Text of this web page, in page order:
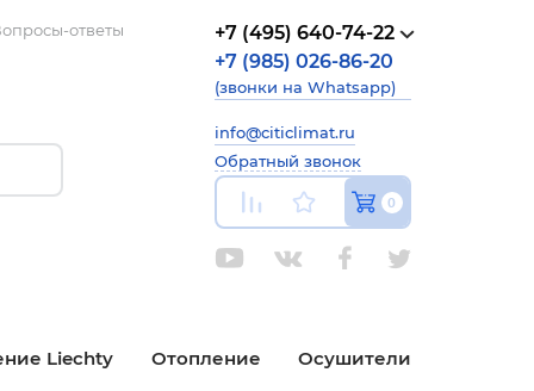
ответы
+7 (495) 640-74-22
+7 (985) 026-86-20
(звонки на Whatsapp)
info@citiclimat.ru
Обратный звонок
0
Liechty Отопление Осушители